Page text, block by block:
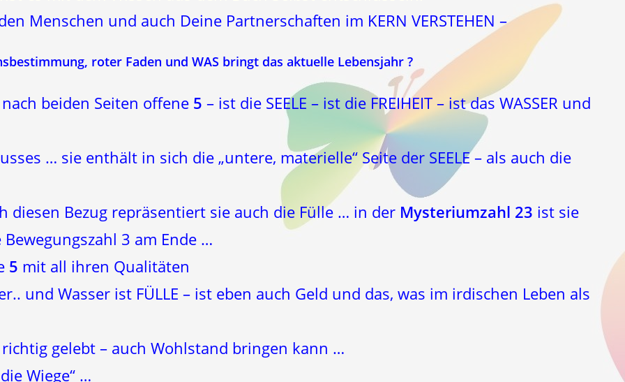
Menschen und auch Deine Partnerschaften im KERN VERSTEHEN –
roter Faden und WAS bringt das aktuelle Lebensjahr ?
beiden Seiten offene 5 – ist die SEELE – ist die FREIHEIT – ist das WASSER und
… sie enthält in sich die „untere, materielle“ Seite der SEELE – als auch die
diesen Bezug repräsentiert sie auch die Fülle … in der Mysteriumzahl 23 ist sie
3 am Ende …
5 mit all ihren Qualitäten
und Wasser ist FÜLLE – ist eben auch Geld und das, was im irdischen Leben als
gelebt – auch Wohlstand bringen kann …
Wiege“ …